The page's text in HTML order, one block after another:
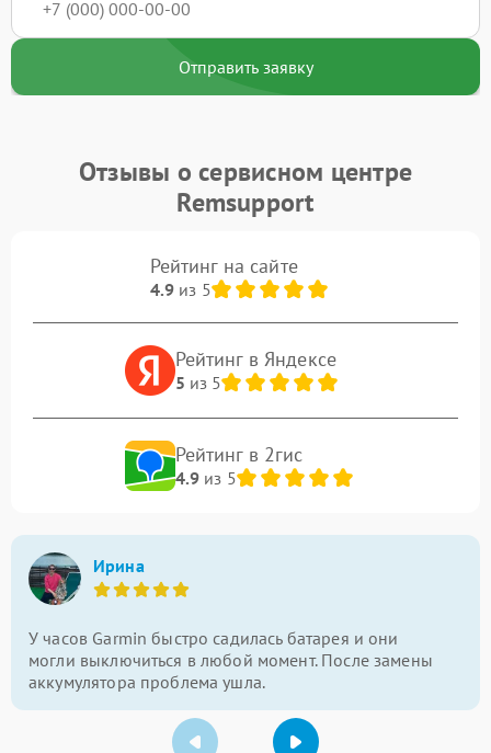
Отправить заявку
Отзывы о сервисном центре
Remsupport
Рейтинг на сайте
4.9из 5
Рейтинг в Яндексе
5 из 5
Рейтинг в 2гис
4.9из 5
Ирина
У часов Garmin быстро садилась батарея и они
могли выключиться в любой момент. После замены
аккумулятора проблема ушла.